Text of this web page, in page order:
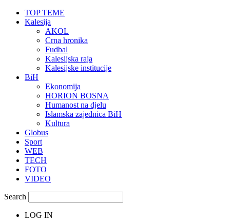
TOP TEME
Kalesija
AKOL
Crna hronika
Fudbal
Kalesijska raja
Kalesijske institucije
BiH
Ekonomija
HORION BOSNA
Humanost na djelu
Islamska zajednica BiH
Kultura
Globus
Sport
WEB
TECH
FOTO
VIDEO
Search
LOG IN